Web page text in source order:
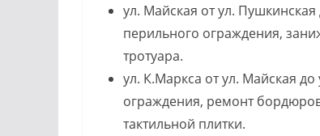
ул. Майская от ул.
перильного ограждения,
тротуара.
ул. К.Маркса от ул. Майская
ограждения, ремонт
тактильной плитки.